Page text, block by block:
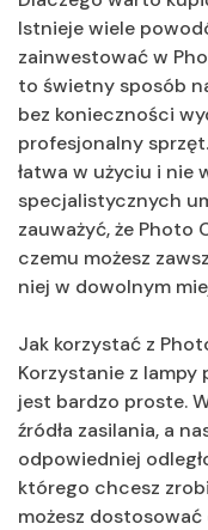
Istnieje wiele
zainwestować w
to świetny sposób
bez konieczności
profesjonalny
łatwa w użyciu i nie
specjalistycznych
zauważyć, że Photo
czemu możesz
niej w dowolnym
Jak korzystać z
Korzystanie z
jest bardzo proste.
źródła zasilania, a
odpowiedniej
którego chcesz
możesz